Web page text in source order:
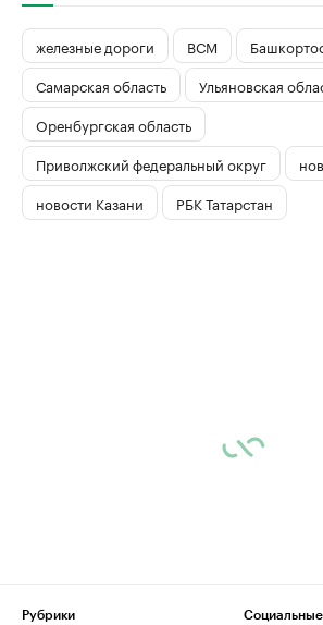
железные дороги ВСМ
Самарская область
Ульяновская
Оренбургская область
Приволжский федеральный округ
новости Казани
РБК Татарстан
Рубрики
Социальные